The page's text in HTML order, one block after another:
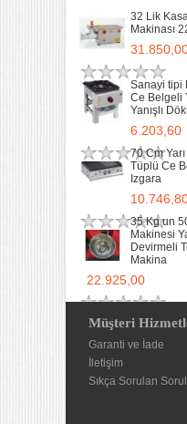
32 Lik
Makinası
Sanayi tipi
Ce Belgeli
Yanışlı
6.203,60
70 Cm
Tüplü Ce
Izgara
35 Kg un
Makinesi
Devirmeli
Makina
22.925,00
Müşteri
Garanti ve İade
İletişim
Sıkça Sorulan